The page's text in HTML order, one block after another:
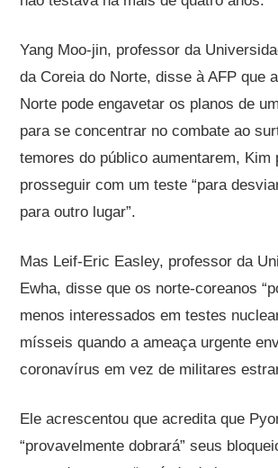
Yang Moo-jin, professor da
da Coreia do Norte, disse à AFP que
Norte pode engavetar os planos de
para se concentrar no combate ao
temores do público aumentarem, Kim
prosseguir com um teste “para
para outro lugar”.
Mas Leif-Eric Easley, professor da
Ewha, disse que os norte-coreanos
menos interessados ​​em testes
mísseis quando a ameaça urgente
coronavírus em vez de militares
Ele acrescentou que acredita que
“provavelmente dobrará” seus